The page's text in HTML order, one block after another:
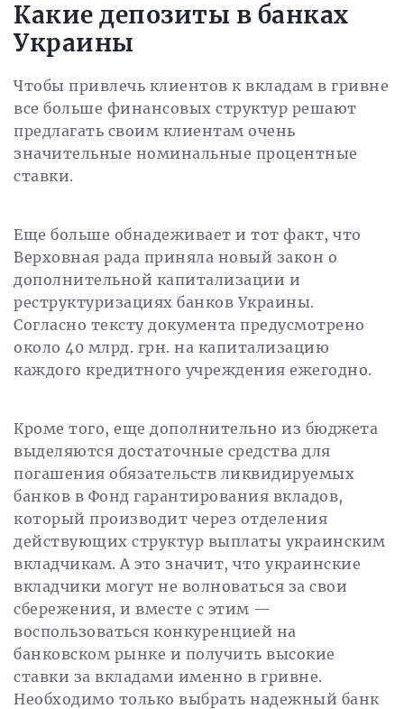
Какие депозиты в банках
Украины
Чтобы привлечь клиентов к вкладам в гривне
все больше финансовых структур решают
предлагать своим клиентам очень
значительные номинальные процентные
ставки.
Еще больше обнадеживает и тот факт, что
Верховная рада приняла новый закон о
дополнительной капитализации и
реструктуризациях банков Украины.
Согласно тексту документа предусмотрено
около 40 млрд. грн. на капитализацию
каждого кредитного учреждения ежегодно.
Кроме того, еще дополнительно из бюджета
выделяются достаточные средства для
погашения обязательств ликвидируемых
банков в Фонд гарантирования вкладов,
который производит через отделения
действующих структур выплаты украинским
вкладчикам. А это значит, что украинские
вкладчики могут не волноваться за свои
сбережения, и вместе с этим —
воспользоваться конкуренцией на
банковском рынке и получить высокие
ставки за вкладами именно в гривне.
Необходимо только выбрать надежный банк